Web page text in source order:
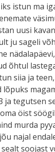
istun ma
uusi
ju sageli
õhtul
siia ja
ja tegutsen
öist
murda
najal
soojast